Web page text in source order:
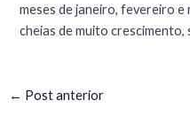
meses de janeiro, fevereiro e
cheias de muito crescimento,
← Post anterior